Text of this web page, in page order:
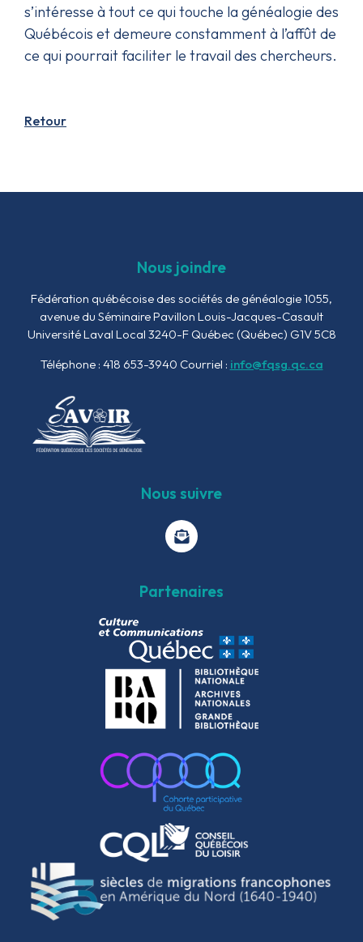
s’intéresse à tout ce qui touche la généalogie des
Québécois et demeure constamment à l’affût de
ce qui pourrait faciliter le travail des chercheurs.
Retour
Nous joindre
Fédération québécoise des sociétés de généalogie1055,
avenue du SéminairePavillon Louis-Jacques-Casault
Université Laval Local 3240-FQuébec (Québec) G1V 5C8
Téléphone : 418 653-3940 Courriel : info@fqsg.qc.ca
Nous suivre
Partenaires